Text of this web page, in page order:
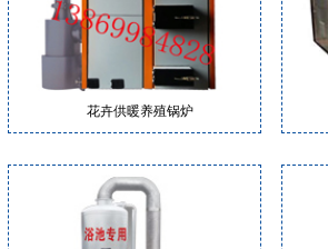
花卉供暖养殖锅炉